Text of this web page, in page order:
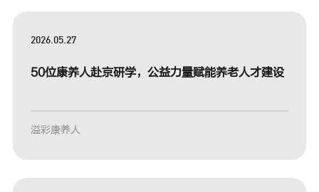
2026.05.27
50位康养人赴京研学，公益力量赋能养老人才建设
溢彩康养人